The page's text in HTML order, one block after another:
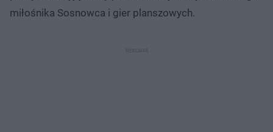
miłośnika Sosnowca i gier planszowych.